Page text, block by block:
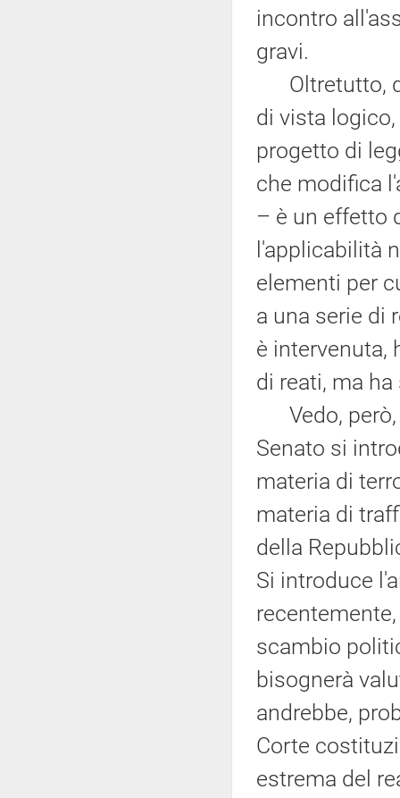
incontro
gravi.
Oltretutto,
di vista
progetto di
che modifica
– è un effetto
l'applicabilità
elementi per
a una serie di
è intervenuta,
di reati, ma
Vedo, però,
Senato si
materia di
materia di
della
Si introduce
scambio
bisognerà
andrebbe,
Corte
estrema del